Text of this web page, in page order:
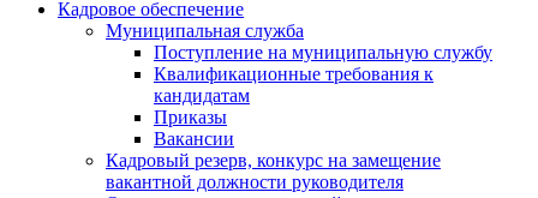
Кадровое обеспечение
Муниципальная служба
Поступление на муниципальную службу
Квалификационные требования к
кандидатам
Приказы
Вакансии
Кадровый резерв, конкурс на замещение
вакантной должности руководителя